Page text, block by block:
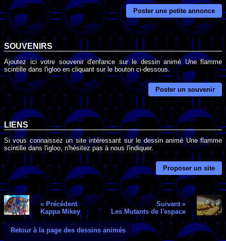
Poster une petite annonce
SOUVENIRS
Ajoutez ici votre souvenir d'enfance sur le dessin animé Une flamme
scintille dans l'igloo en cliquant sur le bouton ci-dessous.
Poster un souvenir
LIENS
Si vous connaissez un site intéressant sur le dessin animé Une flamme
scintille dans l'igloo, n'hésitez pas à nous l'indiquer.
Proposer un site
« Précédent
Kappa Mikey
Suivant »
Les Mutants de l'espace
Retour à la page des dessins animés